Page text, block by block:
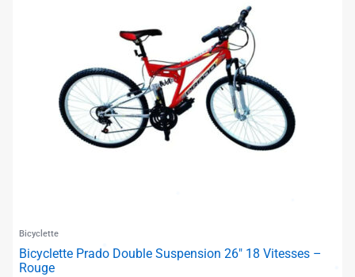
Bicyclette
Bicyclette Prado Double Suspension 26″ 18 Vitesses –
Rouge
✱